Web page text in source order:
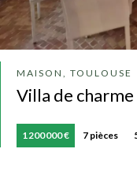
MAISON, TOULOUSE
Villa de
1 200 000 € 7 pièces